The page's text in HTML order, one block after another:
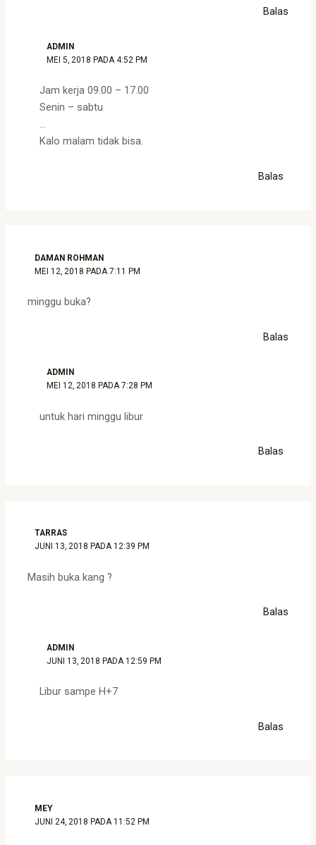
Balas
ADMIN
MEI 5, 2018 PADA 4:52 PM
Jam kerja 09.00 – 17.00
Senin – sabtu
…
Kalo malam tidak bisa.
Balas
DAMAN ROHMAN
MEI 12, 2018 PADA 7:11 PM
minggu buka?
Balas
ADMIN
MEI 12, 2018 PADA 7:28 PM
untuk hari minggu libur
Balas
TARRAS
JUNI 13, 2018 PADA 12:39 PM
Masih buka kang ?
Balas
ADMIN
JUNI 13, 2018 PADA 12:59 PM
Libur sampe H+7
Balas
MEY
JUNI 24, 2018 PADA 11:52 PM